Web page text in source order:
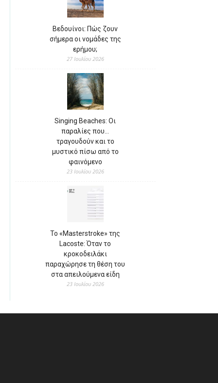
Βεδουίνοι: Πώς ζουν
σήμερα οι νομάδες της
ερήμου;
27 Ιουλίου 2026
Singing Beaches: Οι
παραλίες που…
τραγουδούν και το
μυστικό πίσω από το
φαινόμενο
23 Ιουλίου 2026
Το «Masterstroke» της
Lacoste: Όταν το
κροκοδειλάκι
παραχώρησε τη θέση του
στα απειλούμενα είδη
23 Ιουλίου 2026